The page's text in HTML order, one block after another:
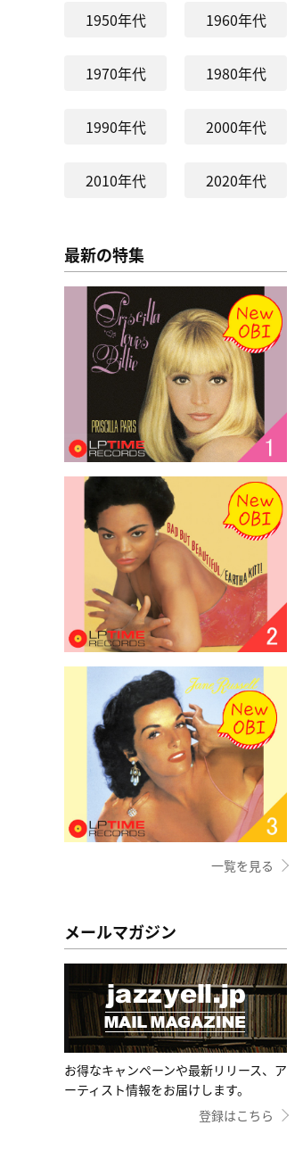
1950年代 1960年代
1970年代 1980年代
1990年代 2000年代
2010年代 2020年代
最新の特集
一覧を見る
メールマガジン
お得なキャンペーンや最新リリース、ア
ーティスト情報をお届けします。
登録はこちら